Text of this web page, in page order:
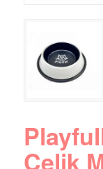
Çelik